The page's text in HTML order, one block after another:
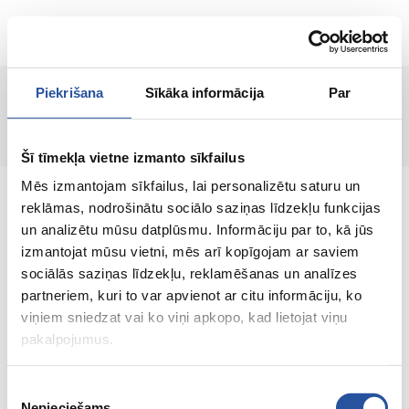
Piekrišana Sīkāka informācija Par
Šī tīmekļa vietne izmanto sīkfailus
Mēs izmantojam sīkfailus, lai personalizētu saturu un
reklāmas, nodrošinātu sociālo saziņas līdzekļu funkcijas
un analizētu mūsu datplūsmu. Informāciju par to, kā jūs
izmantojat mūsu vietni, mēs arī kopīgojam ar saviem
sociālās saziņas līdzekļu, reklamēšanas un analīzes
partneriem, kuri to var apvienot ar citu informāciju, ko
viņiem sniedzat vai ko viņi apkopo, kad lietojat viņu
pakalpojumus.
EN
Page not found!
An online store with great prices and quality
products, where customer satisfaction is our
main value.
Everything for your home and
garden!